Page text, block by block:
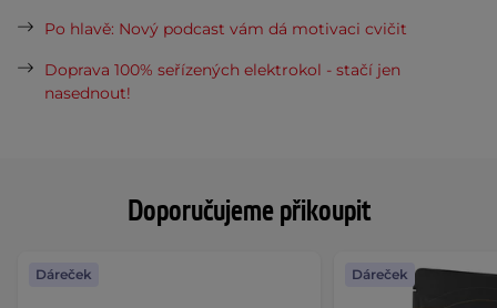
Doporučujeme přikoupit
Dáreček Dáreček
Po hlavě: Nový podcast vám dá motivaci cvičit
Doprava 100% seřízených elektrokol - stačí jen
nasednout!